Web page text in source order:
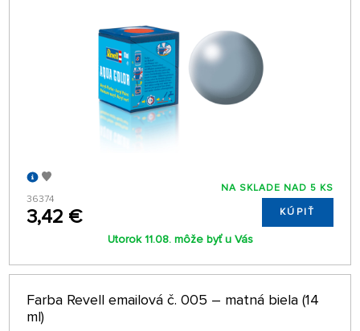
36374
3,42 €
NA SKLADE NAD 5 KS
KÚPIŤ
Utorok 11.08. môže byť u Vás
Farba Revell emailová č. 005 – matná biela (14
ml)